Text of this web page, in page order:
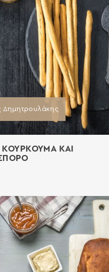
ΚΟΥΡΚΟΥΜΑ ΚΑΙ